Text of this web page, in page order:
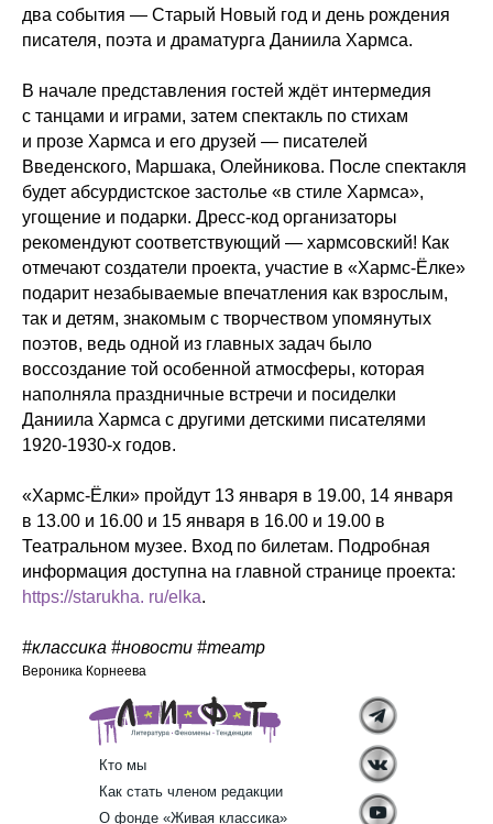
два события — Старый Новый год и день рождения
писателя, поэта и драматурга Даниила Хармса.
В начале представления гостей ждёт интермедия
с танцами и играми, затем спектакль по стихам
и прозе Хармса и его друзей — писателей
Введенского, Маршака, Олейникова. После спектакля
будет абсурдистское застолье «в стиле Хармса»,
угощение и подарки. Дресс-код организаторы
рекомендуют соответствующий — хармсовский! Как
отмечают создатели проекта, участие в «Хармс-Ёлке»
подарит незабываемые впечатления как взрослым,
так и детям, знакомым с творчеством упомянутых
поэтов, ведь одной из главных задач было
воссоздание той особенной атмосферы, которая
наполняла праздничные встречи и посиделки
Даниила Хармса с другими детскими писателями
1920-1930-х годов.
«Хармс-Ёлки» пройдут 13 января в 19.00, 14 января
в 13.00 и 16.00 и 15 января в 16.00 и 19.00 в
Театральном музее. Вход по билетам. Подробная
информация доступна на главной странице проекта:
https://starukha. ru/elka.
#классика #новости #театр
Вероника Корнеева
Кто мы
Как стать членом редакции
О фонде «Живая классика»